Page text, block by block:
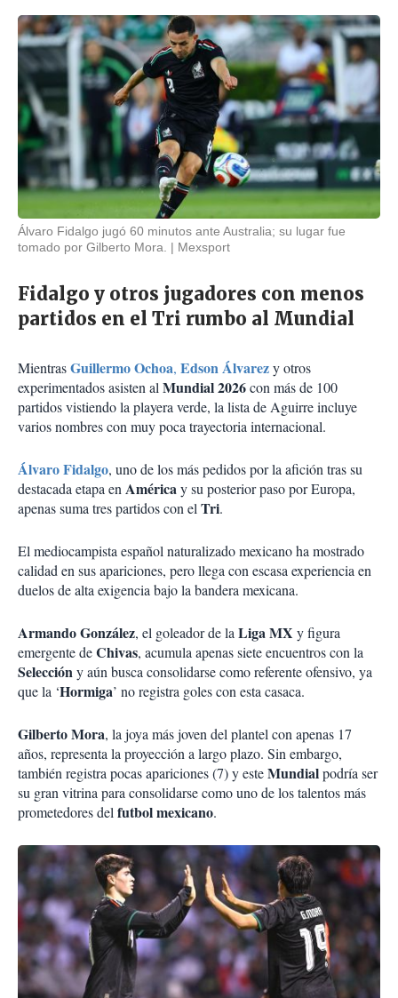
Álvaro Fidalgo jugó 60 minutos ante Australia; su lugar fue
tomado por Gilberto Mora.
Mexsport
Fidalgo y otros jugadores con menos
partidos en el Tri rumbo al Mundial
MientrasGuillermo Ochoa, Edson Álvarezy otros
experimentados asisten alMundial 2026con más de 100
partidos vistiendo la playera verde, la lista de Aguirre incluye
varios nombres con muy poca trayectoria internacional.
Álvaro Fidalgo, uno de los más pedidos por la afición tras su
destacada etapa enAméricay su posterior paso por Europa,
apenas suma tres partidos con elTri.
El mediocampista español naturalizado mexicano ha mostrado
calidad en sus apariciones, pero llega con escasa experiencia en
duelos de alta exigencia bajo la bandera mexicana.
Armando González, el goleador de laLiga MX y figura
emergente deChivas, acumula apenas siete encuentros con la
Seleccióny aún busca consolidarse como referente ofensivo, ya
que la ‘Hormiga’ no registra goles con esta casaca.
Gilberto Mora, la joya más joven del plantel con apenas 17
años, representa la proyección a largo plazo. Sin embargo,
también registra pocas apariciones (7) y esteMundialpodría ser
su gran vitrina para consolidarse como uno de los talentos más
prometedores delfutbol mexicano.